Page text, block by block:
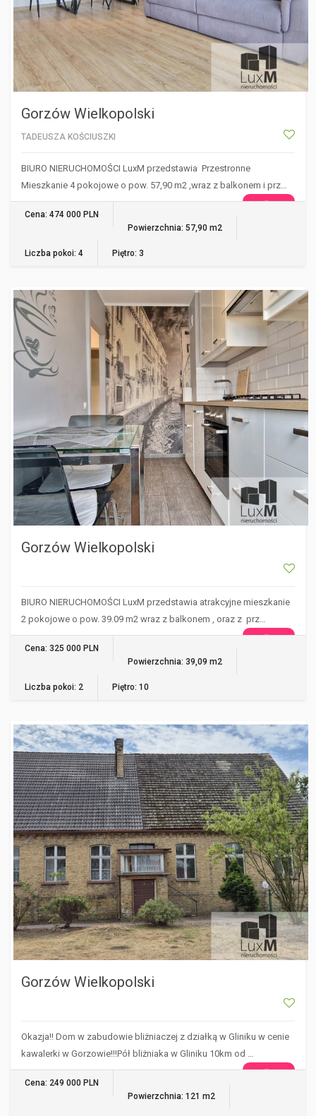
Gorzów Wielkopolski
TADEUSZA KOŚCIUSZKI
BIURO NIERUCHOMOŚCI LuxM przedstawia Przestronne
Mieszkanie 4 pokojowe o pow. 57,90 m2 ,wraz z balkonem i prz…
WIĘCEJ
Cena: 474 000 PLN
Powierzchnia: 57,90 m2
Liczba pokoi: 4 Piętro: 3
GORZÓW WIELKOPOLSKI
Gorzów Wielkopolski
BIURO NIERUCHOMOŚCI LuxM przedstawia atrakcyjne mieszkanie
2 pokojowe o pow. 39.09 m2 wraz z balkonem , oraz z prz…
WIĘCEJ
Cena: 325 000 PLN
Powierzchnia: 39,09 m2
Liczba pokoi: 2 Piętro: 10
GORZÓW WIELKOPOLSKI
Gorzów Wielkopolski
Okazja!! Dom w zabudowie bliżniaczej z działką w Gliniku w cenie
kawalerki w Gorzowie!!!Pół bliżniaka w Gliniku 10km od …
WIĘCEJ
Cena: 249 000 PLN
Powierzchnia: 121 m2